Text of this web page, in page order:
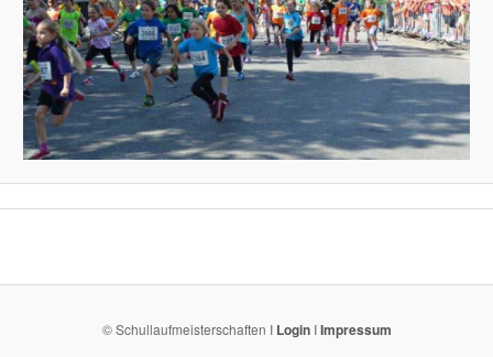
© Schullaufmeisterschaften I LoginIImpressum